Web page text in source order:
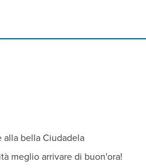
bella Ciudadela
meglio arrivare di buon'ora!